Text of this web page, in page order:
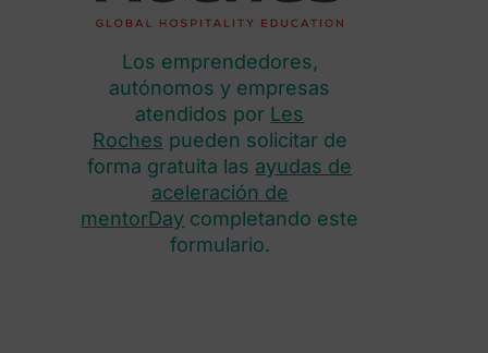
Los emprendedores,
autónomos y empresas
atendidos por Les
Roches pueden solicitar de
forma gratuita las ayudas de
aceleración de
mentorDay completando este
formulario.